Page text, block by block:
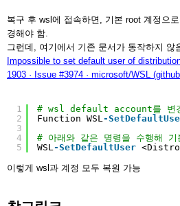
복구 후 wsl에 접속하면, 기본 root 계정으
경해야 함.
그런데, 여기에서 기존 문서가 동작하지 않
Impossible to set default user of
1903 · Issue #3974 · microsoft/WSL
1
2
3
4
5
# wsl default account를 변경
Function WSL -
# 아래와 같은 명령을 수행해 기
WSL -SetDefaultUser <Distro
이렇게 wsl과 계정 모두 복원 가능